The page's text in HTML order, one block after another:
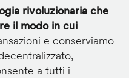
rivoluzionaria che
il modo in cui
e conserviamo
a tutti i